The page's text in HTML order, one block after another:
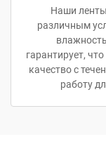
Наши
различным
гарантирует,
качество с
работу